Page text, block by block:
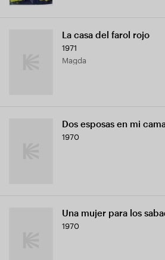
La casa del farol rojo
1971
Magda
Dos esposas en mi
1970
Una mujer para los
1970